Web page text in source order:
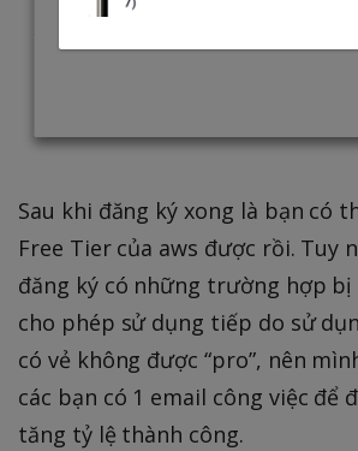
Sau khi đăng ký xong là bạn có
Free Tier của aws được rồi. Tuy
đăng ký có những trường hợp
cho phép sử dụng tiếp do sử
có vẻ không được “pro”, nên
các bạn có 1 email công việc để
tăng tỷ lệ thành công.